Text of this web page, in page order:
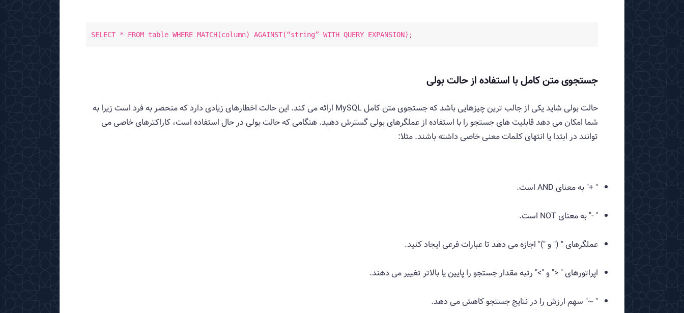
SELECT * FROM table WHERE MATCH(column) AGAINST(“string” WITH QUERY EXPANSION);
جستجوی متن کامل با استفاده از حالت بولی
حالت بولی شاید یکی از جالب ترین چیزهایی باشد که جستجوی متن کامل MySQL ارائه می کند. این حالت اخطارهای زیادی دارد که منحصر به فرد است زیرا به
شما امکان می دهد قابلیت های جستجو را با استفاده از عملگرهای بولی گسترش دهید. هنگامی که حالت بولی در حال استفاده است، کاراکترهای خاصی می
توانند در ابتدا یا انتهای کلمات معنی خاصی داشته باشند. مثلا:
" +" به معنای AND است.
" -" به معنای NOT است.
عملگرهای " (" و ")" اجازه می دهد تا عبارات فرعی ایجاد کنید.
اپراتورهای " <" و ">" رتبه مقدار جستجو را پایین یا بالاتر تغییر می دهند.
" ~" سهم ارزش را در نتایج جستجو کاهش می دهد.